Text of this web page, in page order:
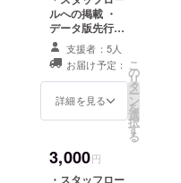
玄、小高和
剛、打越鋼
太郎、大河
内一楼、
プ・K・
貴志祐介、
伊坂幸太郎
ルへの掲載 ・
データ版先行サ
ウンドトラック
支援者：5人
お届け予定：
詳細を見る
こ
の
リ
タ
ー
ン
を
選
択
す
る
3,000円
・スタッフロー